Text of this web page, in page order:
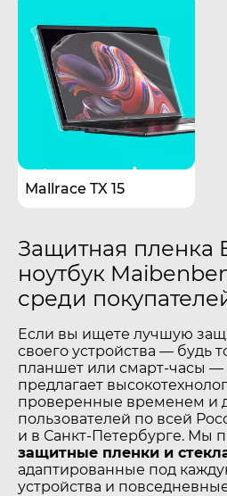
Mallrace TX 15
Защитная пленка
ноутбук
среди
Если вы ищете лучшую
своего устройства — будь
планшет или смарт-часы
предлагает
проверенные временем и
пользователей по всей
и в Санкт-Петербурге. Мы
защитные пленки и
адаптированные под
устройства и